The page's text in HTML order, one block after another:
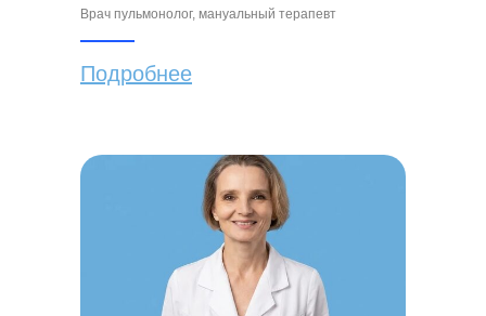
Врач пульмонолог, мануальный терапевт
Подробнее